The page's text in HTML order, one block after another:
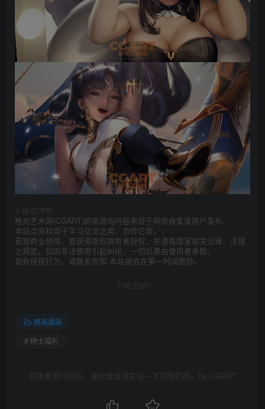
版权声明
橙光艺术网(CGART)的资源均内容来自于网络收集或用户发布.
本站点资料用于学习交流之用，勿作它用，；
若需商业使用，需获得版权拥有者授权，并遵循国家相关法律、法规
之规定。如因非法使用引起纠纷，一切后果由使用者承担。
如有侵权行为，请联系告知 本站将会在第一时间删除。
THE END
原画插画
# 绅士福利
将免费进行到底，喜欢就支持关注一下吧我们吧，by_CGART